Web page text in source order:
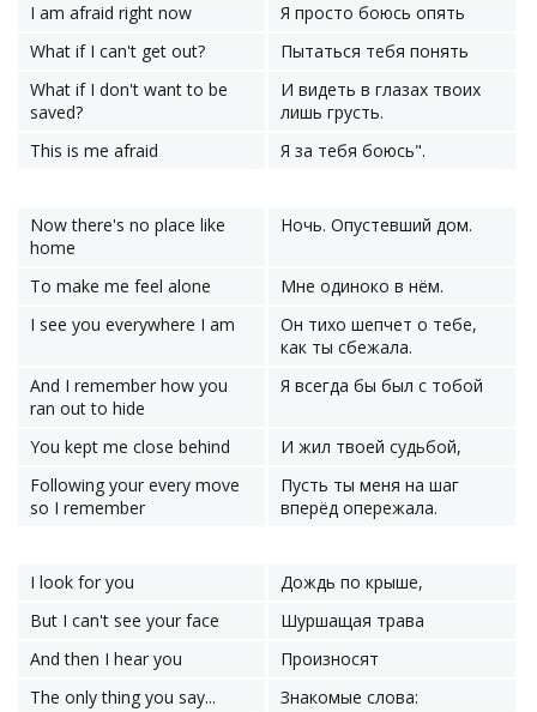
I am afraid right now
Я просто боюсь опять
What if I can't get out?
Пытаться тебя понять
What if I don't want to be
saved?
И видеть в глазах твоих
лишь грусть.
This is me afraid
Я за тебя боюсь".
Now there's no place like
home
Ночь. Опустевший дом.
To make me feel alone
Мне одиноко в нём.
I see you everywhere I am
Он тихо шепчет о тебе,
как ты сбежала.
And I remember how you
ran out to hide
Я всегда бы был с тобой
You kept me close behind
И жил твоей судьбой,
Following your every move
so I remember
Пусть ты меня на шаг
вперёд опережала.
I look for you
Дождь по крыше,
But I can't see your face
Шуршащая трава
And then I hear you
Произносят
The only thing you say...
Знакомые слова: